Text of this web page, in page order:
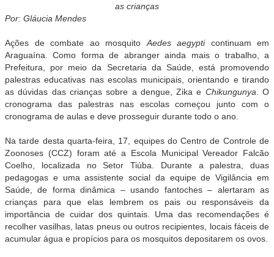
as crianças
Por: Gláucia Mendes
Ações de combate ao mosquito Aedes aegypticontinuam em
Araguaína. Como forma de abranger ainda mais o trabalho, a
Prefeitura, por meio da Secretaria da Saúde, está promovendo
palestras educativas nas escolas municipais, orientando e tirando
as dúvidas das crianças sobre a dengue, Zika e Chikungunya . O
cronograma das palestras nas escolas começou junto com o
cronograma de aulas e deve prosseguir durante todo o ano.
Na tarde desta quarta-feira, 17, equipes do Centro de Controle de
Zoonoses (CCZ) foram até a Escola Municipal Vereador Falcão
Coelho, localizada no Setor Tiúba. Durante a palestra, duas
pedagogas e uma assistente social da equipe de Vigilância em
Saúde, de forma dinâmica – usando fantoches – alertaram as
crianças para que elas lembrem os pais ou responsáveis da
importância de cuidar dos quintais. Uma das recomendações é
recolher vasilhas, latas pneus ou outros recipientes, locais fáceis de
acumular água e propícios para os mosquitos depositarem os ovos.